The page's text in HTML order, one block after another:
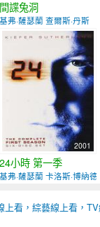
貝
間諜兔洞
基弗·薩瑟蘭 查爾斯·丹斯
2001
24小時 第一季
基弗·薩瑟蘭 卡洛斯·博納德
看，綜藝線上看，